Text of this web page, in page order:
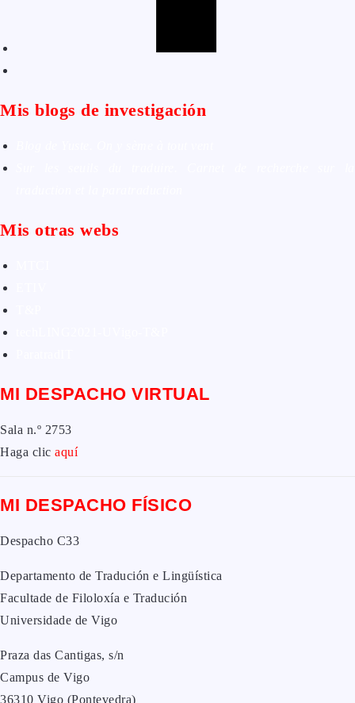
Mis blogs de investigación
Mis otras webs
MI DESPACHO VIRTUAL
Sala n.º 2753
Haga clic aquí
MI DESPACHO FÍSICO
Despacho C33
Departamento de Tradución e Lingüística
Facultade de Filoloxía e Tradución
Universidade de Vigo
Praza das Cantigas, s/n
Campus de Vigo
36310 Vigo (Pontevedra)